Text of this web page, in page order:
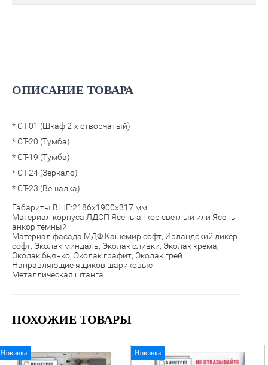
ОПИСАНИЕ ТОВАРА
* СТ-01 (Шкаф 2-х створчатый)
* СТ-20 (Тумба)
* СТ-19 (Тумба)
* СТ-24 (Зеркало)
* СТ-23 (Вешалка)
Габариты ВШГ:2186х1900х317 мм
Материал корпуса ЛДСП Ясень анкор светлый или Ясень
анкор тёмный
Материал фасада МДФ Кашемир софт, Ирландский ликёр
софт, Эколак миндаль, Эколак сливки, Эколак крема,
Эколак бьянко, Эколак графит, Эколак грей
Направляющие ящиков шариковые
Металлическая штанга
ПОХОЖИЕ ТОВАРЫ
Новинка Новинка